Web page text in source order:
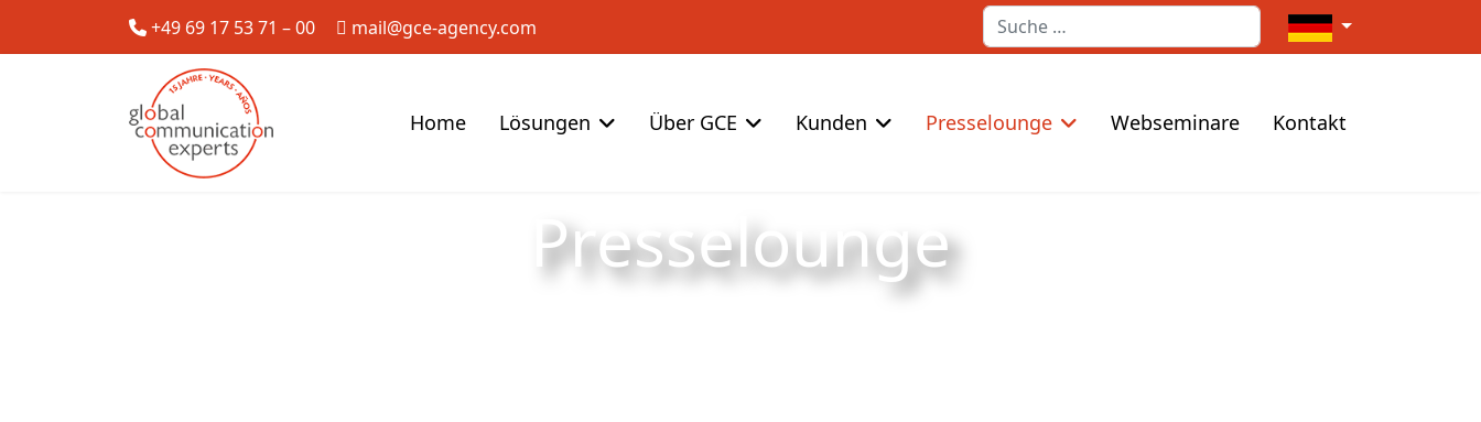
+49 69 17 53 71 – 00 mail@gce-agency.com Suchen Sprache auswählen
Home Lösungen Über GCE Kunden Presselounge Webseminare Kontakt
Presselounge